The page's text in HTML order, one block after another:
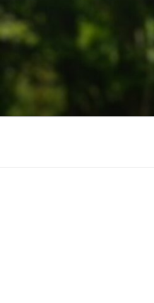
Zum
Inhalt
springen